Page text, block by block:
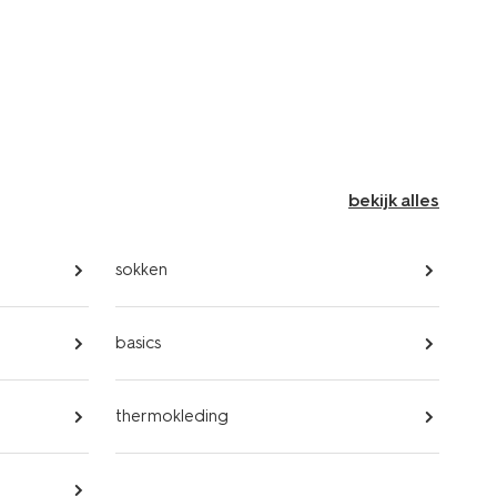
bekijk alles
sokken
basics
thermokleding